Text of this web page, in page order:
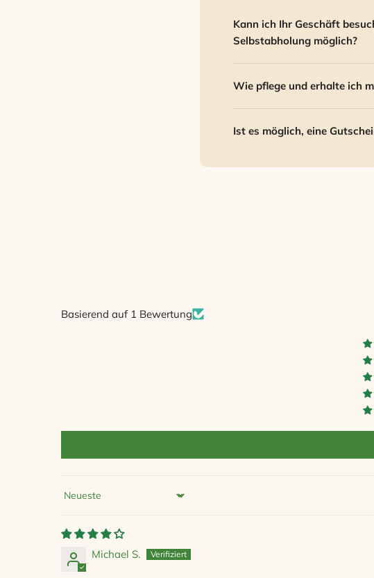
Kann ich Ihr Geschäft
Selbstabholung möglich?
Wie pflege und erhalte ich
Ist es möglich, eine
Basierend auf 1 Bewertung
Sort by
Michael S.